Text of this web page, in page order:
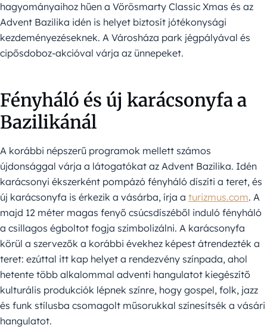
hagyományaihoz hűen a Vörösmarty Classic Xmas és az
Advent Bazilika idén is helyet biztosít jótékonysági
kezdeményezéseknek. A Városháza park jégpályával és
cipősdoboz-akcióval várja az ünnepeket.
Fényháló és új karácsonyfa a
Bazilikánál
A korábbi népszerű programok mellett számos
újdonsággal várja a látogatókat az Advent Bazilika. Idén
karácsonyi ékszerként pompázó fényháló díszíti a teret, és
új karácsonyfa is érkezik a vásárba, írja a turizmus.com. A
majd 12 méter magas fenyő csúcsdíszéből induló fényháló
a csillagos égboltot fogja szimbolizálni. A karácsonyfa
körül a szervezők a korábbi évekhez képest átrendezték a
teret: ezúttal itt kap helyet a rendezvény színpada, ahol
hetente több alkalommal adventi hangulatot kiegészítő
kulturális produkciók lépnek színre, hogy gospel, folk, jazz
és funk stílusba csomagolt műsorukkal színesítsék a vásári
hangulatot.